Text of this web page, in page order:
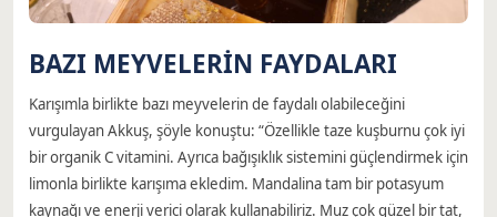
BAZI MEYVELERİN FAYDALARI
Karışımla birlikte bazı meyvelerin de faydalı olabileceğini
vurgulayan Akkuş, şöyle konuştu: “Özellikle taze kuşburnu çok iyi
bir organik C vitamini. Ayrıca bağışıklık sistemini güçlendirmek için
limonla birlikte karışıma ekledim. Mandalina tam bir potasyum
kaynağı ve enerji verici olarak kullanabiliriz. Muz çok güzel bir tat,